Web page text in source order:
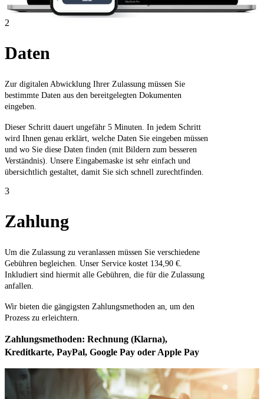
2
Daten
Zur digitalen Abwicklung Ihrer Zulassung müssen Sie
bestimmte Daten aus den bereitgelegten Dokumenten
eingeben.
Dieser Schritt dauert ungefähr 5 Minuten. In jedem Schritt
wird Ihnen genau erklärt, welche Daten Sie eingeben müssen
und wo Sie diese Daten finden (mit Bildern zum besseren
Verständnis). Unsere Eingabemaske ist sehr einfach und
übersichtlich gestaltet, damit Sie sich schnell zurechtfinden.
3
Zahlung
Um die Zulassung zu veranlassen müssen Sie verschiedene
Gebühren begleichen. Unser Service kostet 134,90 €.
Inkludiert sind hiermit alle Gebühren, die für die Zulassung
anfallen.
Wir bieten die gängigsten Zahlungsmethoden an, um den
Prozess zu erleichtern.
Zahlungsmethoden: Rechnung (Klarna),
Kreditkarte, PayPal, Google Pay oder Apple Pay